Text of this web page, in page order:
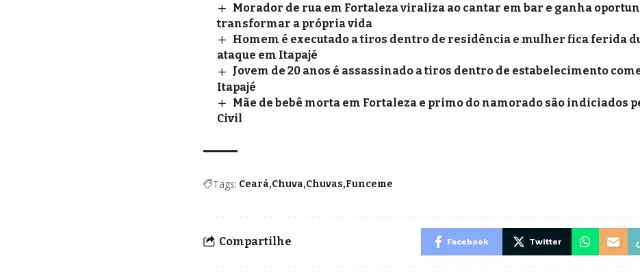
Morador de rua em Fortaleza viraliza ao cantar em bar e ganha
transformar a própria vida
Homem é executado a tiros dentro de residência e mulher fica ferida
ataque em Itapajé
Jovem de 20 anos é assassinado a tiros dentro de estabelecimento
Itapajé
Mãe de bebê morta em Fortaleza e primo do namorado são indiciados
Civil
Tags: Ceará Chuva Chuvas Funceme
Compartilhe Facebook Twitter